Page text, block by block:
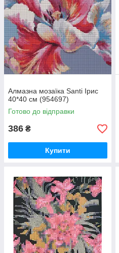
Алмазна мозаїка Santi Ірис
40*40 см (954697)
Готово до відправки
386 ₴
Купити